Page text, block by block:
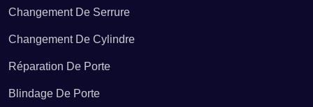
Recherche de fuite d'eau Anderny
Changement De Serrure
Changement De Cylindre
Réparation De Porte
Blindage De Porte